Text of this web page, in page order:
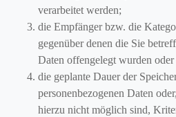
verarbeitet werden;
die Empfänger bzw. die
gegenüber denen die Sie
Daten offengelegt wurden
die geplante Dauer der
personenbezogenen Daten
hierzu nicht möglich sind,